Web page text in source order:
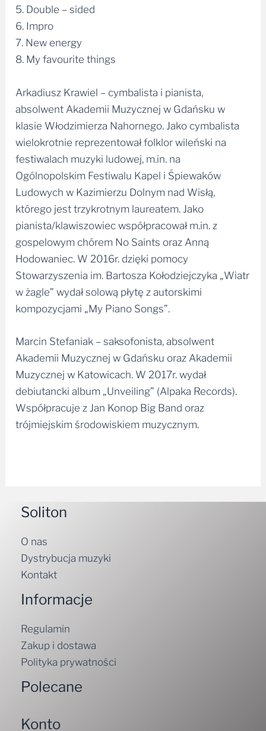
5. Double – sided
6. Impro
7. New energy
8. My favourite things
Arkadiusz Krawiel – cymbalista i pianista,
absolwent Akademii Muzycznej w Gdańsku w
klasie Włodzimierza Nahornego. Jako cymbalista
wielokrotnie reprezentował folklor wileński na
festiwalach muzyki ludowej, m.in. na
Ogólnopolskim Festiwalu Kapel i Śpiewaków
Ludowych w Kazimierzu Dolnym nad Wisłą,
którego jest trzykrotnym laureatem. Jako
pianista/klawiszowiec współpracował m.in. z
gospelowym chórem No Saints oraz Anną
Hodowaniec. W 2016r. dzięki pomocy
Stowarzyszenia im. Bartosza Kołodziejczyka „Wiatr
w żagle” wydał solową płytę z autorskimi
kompozycjami „My Piano Songs”.
Marcin Stefaniak – saksofonista, absolwent
Akademii Muzycznej w Gdańsku oraz Akademii
Muzycznej w Katowicach. W 2017r. wydał
debiutancki album „Unveiling” (Alpaka Records).
Współpracuje z Jan Konop Big Band oraz
trójmiejskim środowiskiem muzycznym.
Soliton
O nas
Dystrybucja muzyki
Kontakt
Informacje
Regulamin
Zakup i dostawa
Polityka prywatności
Polecane
Konto